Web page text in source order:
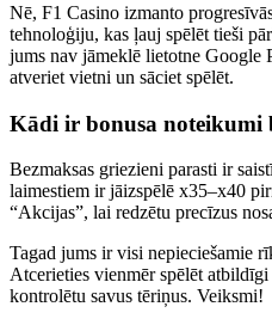
Nē, F1 Casino izmanto
tehnoloģiju, kas ļauj spēlēt tieši
jums nav jāmeklē lietotne
atveriet vietni un sāciet spēlēt.
Kādi ir bonusa noteikumi
Bezmaksas griezieni parasti ir
laimestiem ir jāizspēlē x35–x40
“Akcijas”, lai redzētu precīzus
Tagad jums ir visi nepieciešamie
Atcerieties vienmēr spēlēt
kontrolētu savus tēriņus. Veiksmi!